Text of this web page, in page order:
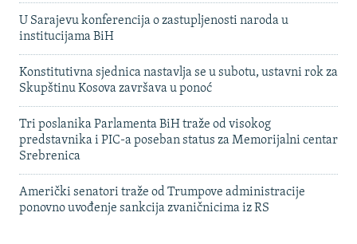
U Sarajevu konferencija o zastupljenosti naroda u
institucijama BiH
Konstitutivna sjednica nastavlja se u subotu, ustavni rok za
Skupštinu Kosova završava u ponoć
Tri poslanika Parlamenta BiH traže od visokog
predstavnika i PIC-a poseban status za Memorijalni centar
Srebrenica
Američki senatori traže od Trumpove administracije
ponovno uvođenje sankcija zvaničnicima iz RS